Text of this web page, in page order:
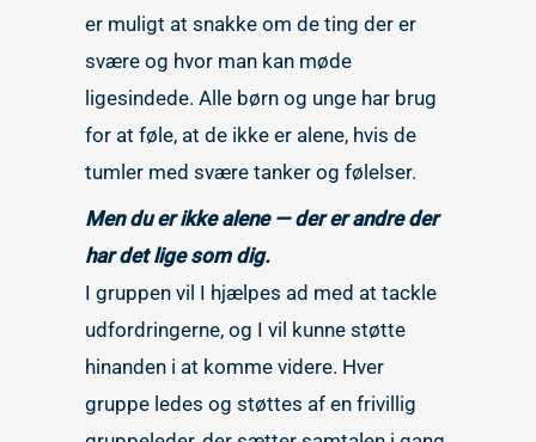
er muligt at snakke om de ting der er
svære og hvor man kan møde
ligesindede. Alle børn og unge har brug
for at føle, at de ikke er alene, hvis de
tumler med svære tanker og følelser.
Men du er ikke alene — der er andre der
har det lige som dig.
I gruppen vil I hjælpes ad med at tackle
udfordringerne, og I vil kunne støtte
hinanden i at komme videre. Hver
gruppe ledes og støttes af en frivillig